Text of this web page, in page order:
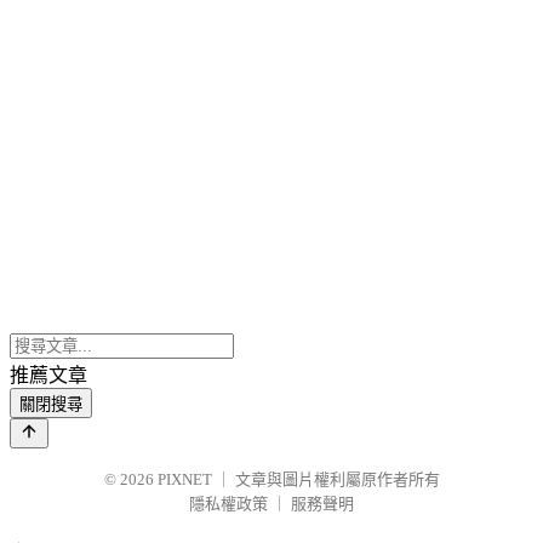
推薦文章
關閉搜尋
© 2026 PIXNET
文章與圖片權利屬原作者所有
隱私權政策
服務聲明